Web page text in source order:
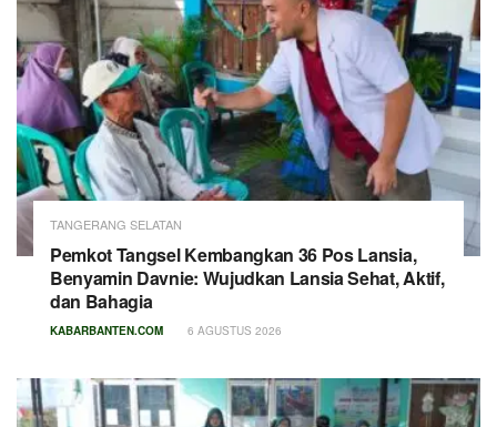
TANGERANG SELATAN
Pemkot Tangsel Kembangkan 36 Pos Lansia,
Benyamin Davnie: Wujudkan Lansia Sehat, Aktif,
dan Bahagia
KABARBANTEN.COM 6 AGUSTUS 2026